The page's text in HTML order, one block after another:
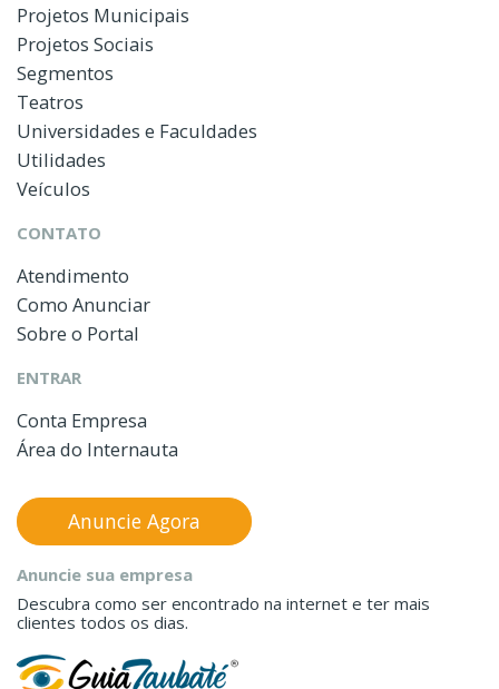
Projetos Municipais
Projetos Sociais
Segmentos
Teatros
Universidades e Faculdades
Utilidades
Veículos
CONTATO
Atendimento
Como Anunciar
Sobre o Portal
ENTRAR
Conta Empresa
Área do Internauta
Anuncie sua empresa
Descubra como ser encontrado na internet e ter mais
clientes todos os dias.
Anuncie Agora